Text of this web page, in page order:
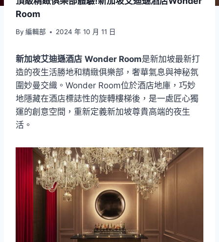
Room
By 編輯部 2024 年 10 月 11 日
新加坡艾迪遜酒店 Wonder Room是新加坡最新打
造的夜生活勝地和精緻俱樂部，奢華氣息與神秘氛
圍妙曼交織。Wonder Room位於酒店地庫，巧妙
地隱藏在酒店標誌性的旋轉樓梯後，是一處匠心獨
運的創意空間，重新定義新加坡尊貴高端的夜生
活。